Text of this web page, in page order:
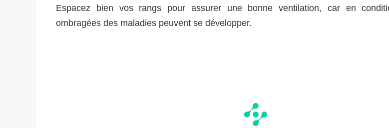
Espacez bien vos rangs pour assurer une bonne ventilation, car en
ombragées des maladies peuvent se développer.